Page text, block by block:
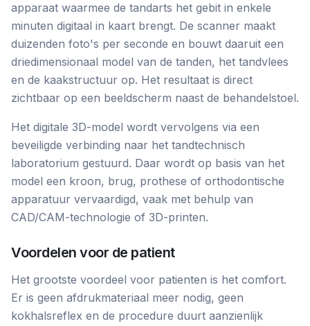
apparaat waarmee de tandarts het gebit in enkele
minuten digitaal in kaart brengt. De scanner maakt
duizenden foto's per seconde en bouwt daaruit een
driedimensionaal model van de tanden, het tandvlees
en de kaakstructuur op. Het resultaat is direct
zichtbaar op een beeldscherm naast de behandelstoel.
Het digitale 3D-model wordt vervolgens via een
beveiligde verbinding naar het tandtechnisch
laboratorium gestuurd. Daar wordt op basis van het
model een kroon, brug, prothese of orthodontische
apparatuur vervaardigd, vaak met behulp van
CAD/CAM-technologie of 3D-printen.
Voordelen voor de patient
Het grootste voordeel voor patienten is het comfort.
Er is geen afdrukmateriaal meer nodig, geen
kokhalsreflex en de procedure duurt aanzienlijk